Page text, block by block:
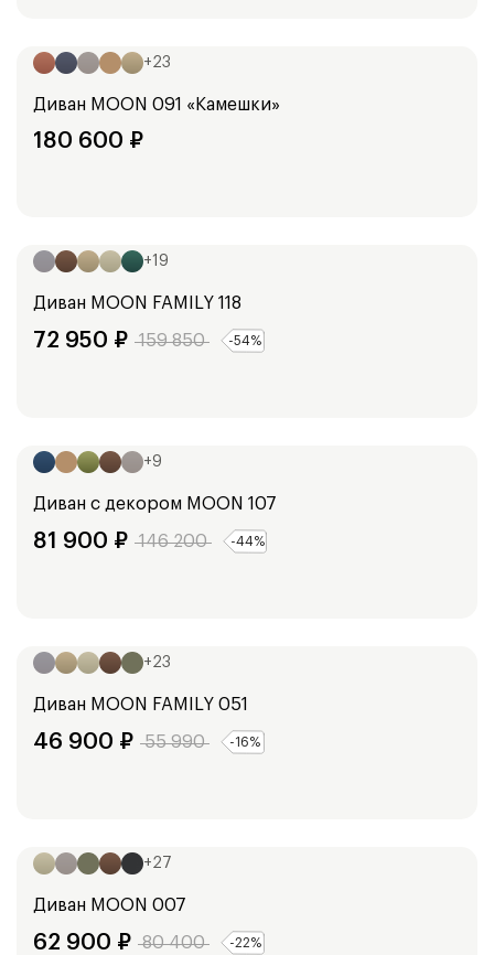
+23
Диван MOON 091 «Камешки»
180 600 ₽
+19
Диван MOON FAMILY 118
72 950 ₽ 159 850 -54%
+9
Диван с декором MOON 107
81 900 ₽ 146 200 -44%
+23
Диван MOON FAMILY 051
46 900 ₽ 55 990 -16%
+27
Диван MOON 007
62 900 ₽ 80 400 -22%